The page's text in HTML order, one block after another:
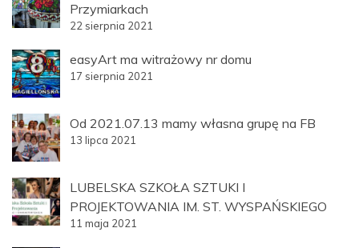
Przymiarkach
22 sierpnia 2021
easyArt ma witrażowy nr domu
17 sierpnia 2021
Od 2021.07.13 mamy własna grupę na FB
13 lipca 2021
LUBELSKA SZKOŁA SZTUKI I
PROJEKTOWANIA IM. ST. WYSPAŃSKIEGO
11 maja 2021